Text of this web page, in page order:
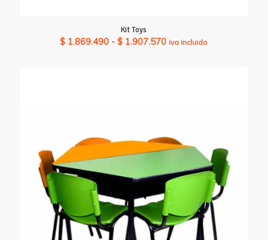
Kit Toys
$ 1.869.490 - $ 1.907.570Rango
iva incluido